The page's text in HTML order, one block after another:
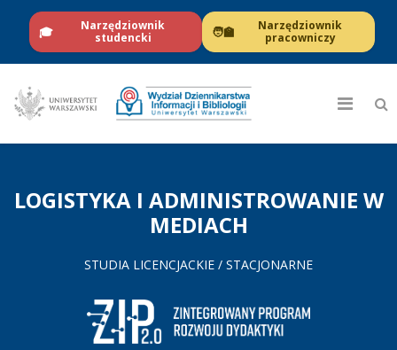
🎓
Narzędziownik
studencki
🧑‍🏫
Narzędziownik
pracowniczy
LOGISTYKA I ADMINISTROWANIE W
MEDIACH
STUDIA LICENCJACKIE / STACJONARNE